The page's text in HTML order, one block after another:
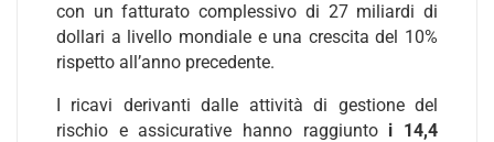
con un fatturato complessivo di 27 miliardi di
dollari a livello mondiale e una crescita del 10%
rispetto all’anno precedente.
I ricavi derivanti dalle attività di gestione del
rischio e assicurative hanno raggiunto i 14,4